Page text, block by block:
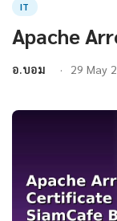
IT
Apache
อ.บอม 29 May